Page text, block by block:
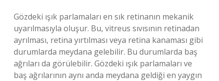
Gözdeki ışık parlamaları en sık retinanın mekanik
uyarılmasıyla oluşur. Bu, vitreus sıvısının retinadan
ayrılması, retina yırtılması veya retina kanaması gibi
durumlarda meydana gelebilir. Bu durumlarda baş
ağrıları da görülebilir. Gözdeki ışık parlamaları ve
baş ağrılarının aynı anda meydana geldiği en yaygın